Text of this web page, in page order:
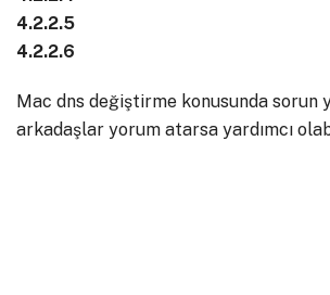
4.2.2.5
4.2.2.6
Mac dns değiştirme konusunda sorun
arkadaşlar yorum atarsa yardımcı